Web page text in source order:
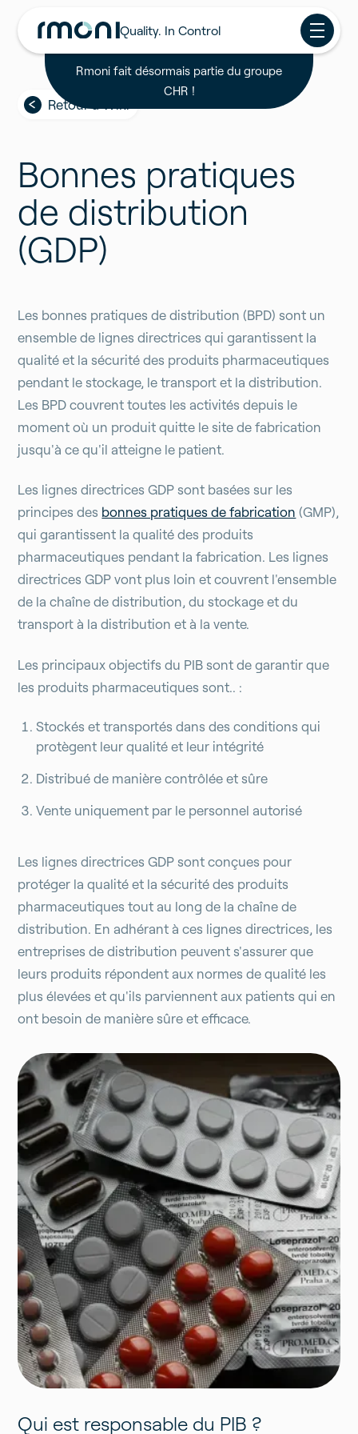
Quality. In Control
Rmoni fait désormais partie du groupe
CHR !
Retour à Wiki
Bonnes pratiques
de distribution
(GDP)
Les bonnes pratiques de distribution (BPD) sont un
ensemble de lignes directrices qui garantissent la
qualité et la sécurité des produits pharmaceutiques
pendant le stockage, le transport et la distribution.
Les BPD couvrent toutes les activités depuis le
moment où un produit quitte le site de fabrication
jusqu'à ce qu'il atteigne le patient.
Les lignes directrices GDP sont basées sur les
principes des bonnes pratiques de fabrication (GMP),
qui garantissent la qualité des produits
pharmaceutiques pendant la fabrication. Les lignes
directrices GDP vont plus loin et couvrent l'ensemble
de la chaîne de distribution, du stockage et du
transport à la distribution et à la vente.
Les principaux objectifs du PIB sont de garantir que
les produits pharmaceutiques sont.. :
Stockés et transportés dans des conditions qui
protègent leur qualité et leur intégrité
Distribué de manière contrôlée et sûre
Vente uniquement par le personnel autorisé
Les lignes directrices GDP sont conçues pour
protéger la qualité et la sécurité des produits
pharmaceutiques tout au long de la chaîne de
distribution. En adhérant à ces lignes directrices, les
entreprises de distribution peuvent s'assurer que
leurs produits répondent aux normes de qualité les
plus élevées et qu'ils parviennent aux patients qui en
ont besoin de manière sûre et efficace.
Qui est responsable du PIB ?